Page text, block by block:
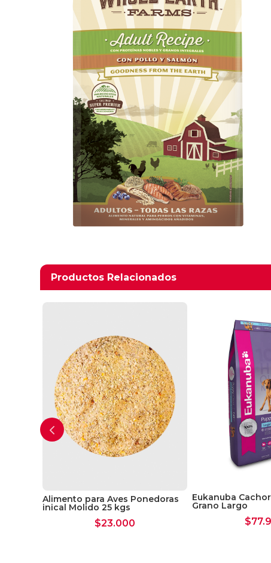
Productos Relacionados
Productos relacionados
Alimento para Aves Ponedoras
inical Molido 25 kgs
$23.000
Eukanuba
Grano Largo
$